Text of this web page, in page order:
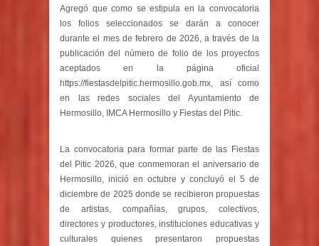
Agregó que como se estipula en la convocatoria
los folios seleccionados se darán a conocer
durante el mes de febrero de 2026, a través de la
publicación del número de folio de los proyectos
aceptados en la página oficial
https://fiestasdelpitic.hermosillo.gob.mx, así como
en las redes sociales del Ayuntamiento de
Hermosillo, IMCA Hermosillo y Fiestas del Pitic.
La convocatoria para formar parte de las Fiestas
del Pitic 2026, que conmemoran el aniversario de
Hermosillo, inició en octubre y concluyó el 5 de
diciembre de 2025 donde se recibieron propuestas
de artistas, compañías, grupos, colectivos,
directores y productores, instituciones educativas y
culturales quienes presentaron propuestas